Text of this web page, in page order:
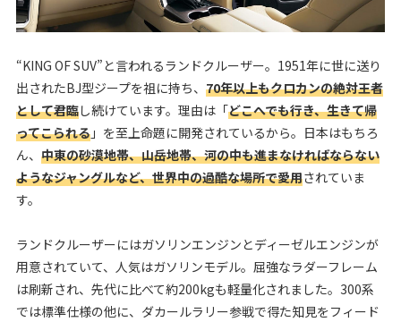
“KING OF SUV”と言われるランドクルーザー。1951年に世に送り
出されたBJ型ジープを祖に持ち、 70年以上もクロカンの絶対王者
として君臨し続けています。理由は「どこへでも行き、生きて帰
ってこられる」を至上命題に開発されているから。日本はもちろ
ん、 中東の砂漠地帯、山岳地帯、河の中も進まなければならない
ようなジャングルなど、世界中の過酷な場所で愛用されていま
す。
ランドクルーザーにはガソリンエンジンとディーゼルエンジンが
用意されていて、人気はガソリンモデル。屈強なラダーフレーム
は刷新され、先代に比べて約200kgも軽量化されました。300系
では標準仕様の他に、ダカールラリー参戦で得た知見をフィード